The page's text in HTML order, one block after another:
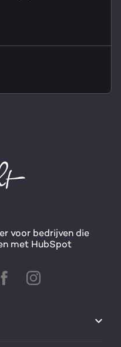
voor bedrijven die
met HubSpot